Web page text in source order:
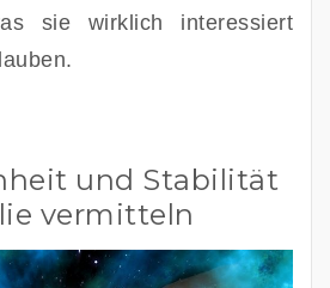
sie wirklich interessiert
und Stabilität
vermitteln